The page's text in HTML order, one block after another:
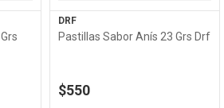
DRF
Pastillas Sabor Anís 23 Grs Drf
$550